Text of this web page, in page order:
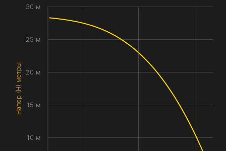
Напор (H) метры
10 м
15 м
20 м
25 м
30 м